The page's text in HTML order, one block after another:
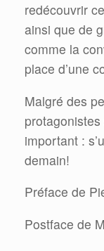
redécouvrir
ainsi que de
comme la
place d’une
Malgré des
important :
demain!
Préface de
Postface de